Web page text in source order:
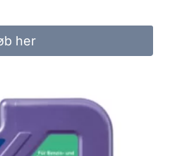
her